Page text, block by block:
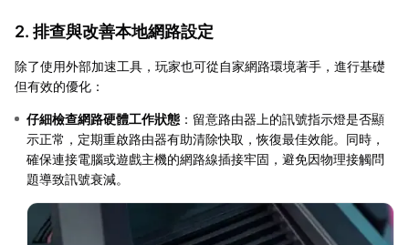
2. 排查與改善本地網路設定
除了使用外部加速工具，玩家也可從自家網路環境著手，進行基礎
但有效的優化：
仔細檢查網路硬體工作狀態 ：留意路由器上的訊號指示燈是否顯
示正常，定期重啟路由器有助清除快取，恢復最佳效能。同時，
確保連接電腦或遊戲主機的網路線插接牢固，避免因物理接觸問
題導致訊號衰減。